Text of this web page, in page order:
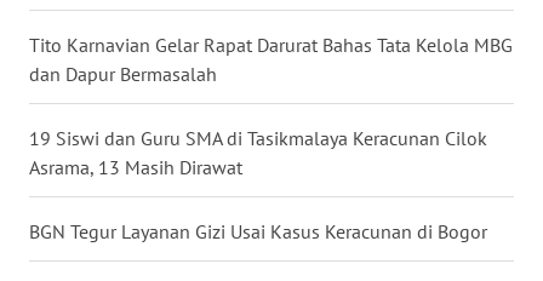
Tito Karnavian Gelar Rapat Darurat Bahas Tata Kelola MBG
dan Dapur Bermasalah
19 Siswi dan Guru SMA di Tasikmalaya Keracunan Cilok
Asrama, 13 Masih Dirawat
BGN Tegur Layanan Gizi Usai Kasus Keracunan di Bogor
WN
BALI
WN
KALBAR
WN
KALTENG